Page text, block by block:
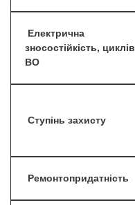
Електрична
зносостійкість, циклів
ВО
Ступінь захисту
Ремонтопридатність